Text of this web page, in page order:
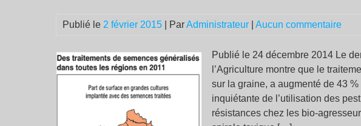
Publié le 2 février 2015 | ParAdministrateur Aucun commentaire
Publié le 24 décembre 2014 Le
l’Agriculture montre que le
sur la graine, a augmenté de 43
inquiétante de l’utilisation des
résistances chez les bio-